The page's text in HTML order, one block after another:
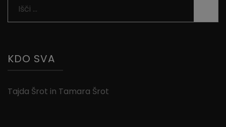
Išči:
KDO SVA
Tajda Šrot in Tamara Šrot